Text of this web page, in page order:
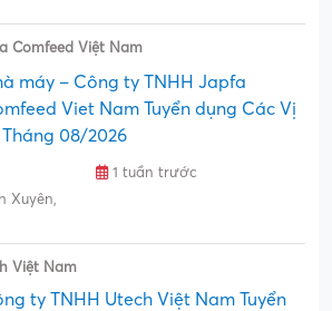
Comfeed Việt Nam
máy – Công ty TNHH Japfa
Viet Nam Tuyển dụng Các Vị
08/2026
1 tuần trước
Xuyên,
Việt Nam
ty TNHH Utech Việt Nam Tuyển